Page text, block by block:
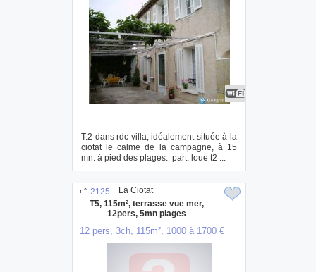
T.2 dans rdc villa, idéalement située à la
ciotat le calme de la campagne, à 15
mn. à pied des plages. part. loue t2 ...
n° 2125
T5, 115m², terrasse vue mer,
12pers, 5mn plages
12 pers, 3ch, 115m², 1000 à 1700 €
La Ciotat